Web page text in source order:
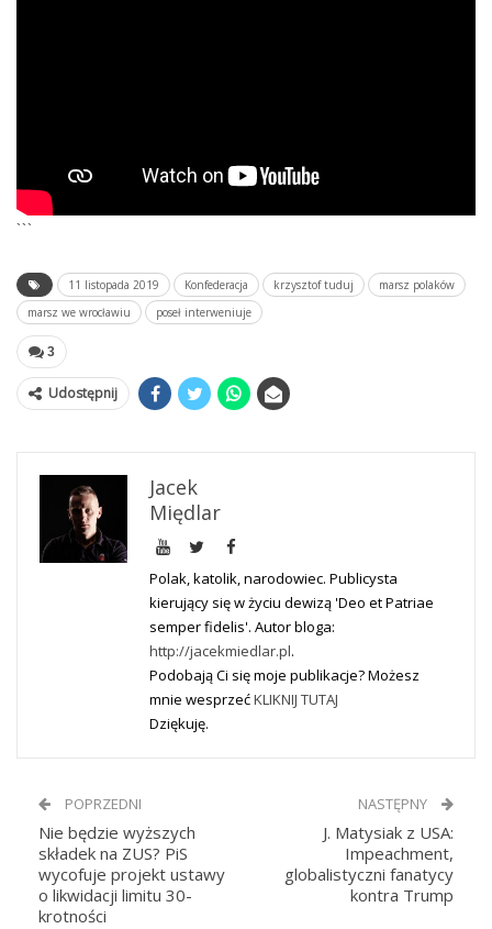
```
11 listopada 2019 Konfederacja krzysztof tuduj
marsz polaków
marsz we wrocławiu
poseł interweniuje
3
Udostępnij
Jacek
Międlar
Polak, katolik, narodowiec. Publicysta
kierujący się w życiu dewizą 'Deo et Patriae
semper fidelis'. Autor bloga:
http://jacekmiedlar.pl.
Podobają Ci się moje publikacje? Możesz
mnie wesprzećKLIKNIJ TUTAJ
Dziękuję.
POPRZEDNI
Nie będzie wyższych
składek na ZUS? PiS
wycofuje projekt ustawy
o likwidacji limitu 30-
krotności
NASTĘPNY
J. Matysiak z USA:
Impeachment,
globalistyczni fanatycy
kontra Trump